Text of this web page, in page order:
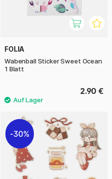
FOLIA
Wabenball Sticker Sweet Ocean
1 Blatt
2.90 €
30%